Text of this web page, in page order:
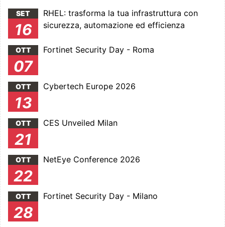
SET
16
RHEL: trasforma la tua infrastruttura con
sicurezza, automazione ed efficienza
OTT
07
Fortinet Security Day - Roma
OTT
13
Cybertech Europe 2026
OTT
21
CES Unveiled Milan
OTT
22
NetEye Conference 2026
OTT
28
Fortinet Security Day - Milano